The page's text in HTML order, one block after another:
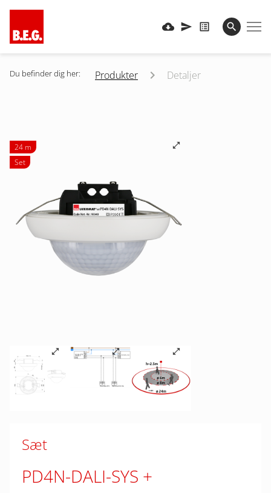
Du befinder dig her: Produkter Detaljer
24 m
Set
Sæt
PD4N-DALI-SYS